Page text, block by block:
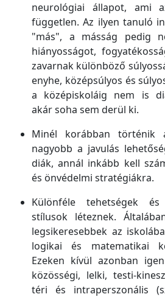
neurológiai állapot, ami
független. Az ilyen tanuló
"más", a másság pedig
hiányosságot,
zavarnak különböző
enyhe, középsúlyos és
a középiskoláig nem is
akár soha sem derül ki.
Minél korábban történik
nagyobb a javulás
diák, annál inkább kell
és önvédelmi stratégiákra.
Különféle tehetségek
stílusok léteznek.
legsikeresebbek az
logikai és matematikai
Ezeken kívül azonban
közösségi, lelki, testi-
téri és intraperszonális